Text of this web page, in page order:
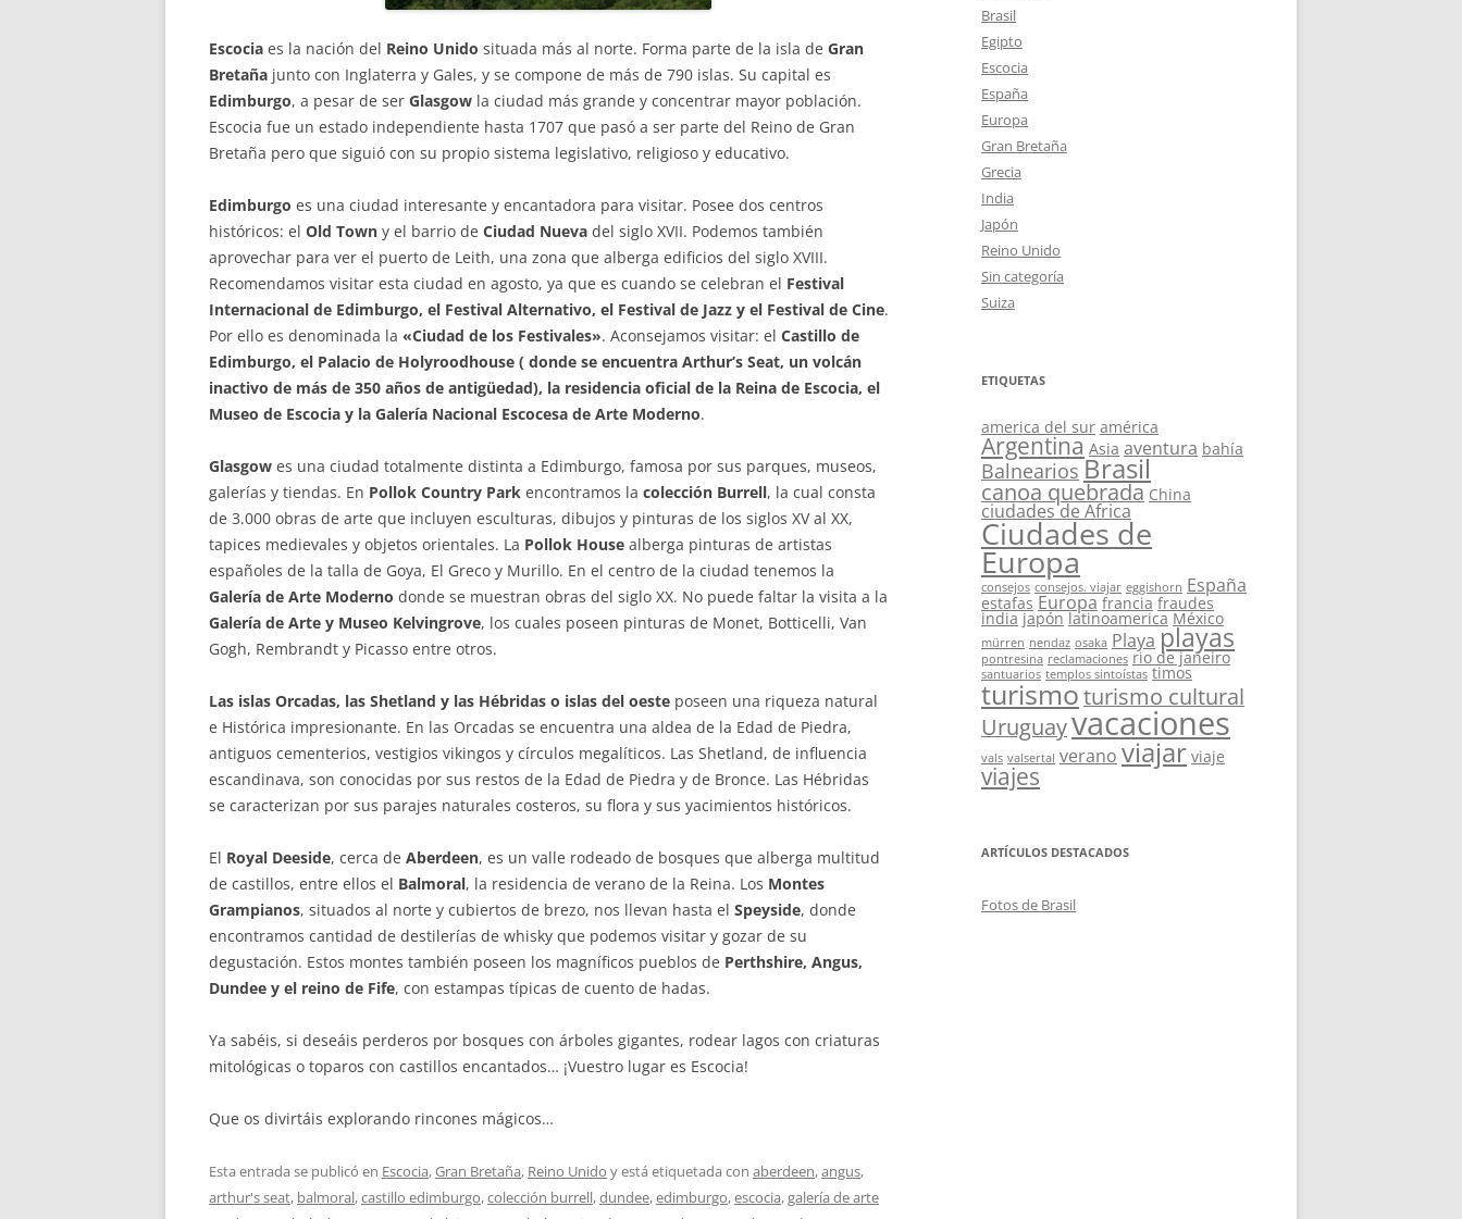
Escocia es la nación del Reino Unido situada más al norte. Forma parte de la isla de Gran
Bretaña junto con Inglaterra y Gales, y se compone de más de 790 islas. Su capital es
Edimburgo, a pesar de ser Glasgow la ciudad más grande y concentrar mayor población.
Escocia fue un estado independiente hasta 1707 que pasó a ser parte del Reino de Gran
Bretaña pero que siguió con su propio sistema legislativo, religioso y educativo.
Edimburgo es una ciudad interesante y encantadora para visitar. Posee dos centros
históricos: el Old Town y el barrio de Ciudad Nueva del siglo XVII. Podemos también
aprovechar para ver el puerto de Leith, una zona que alberga edificios del siglo XVIII.
Recomendamos visitar esta ciudad en agosto, ya que es cuando se celebran el Festival
Internacional de Edimburgo, el Festival Alternativo, el Festival de Jazz y el Festival de Cine.
Por ello es denominada la «Ciudad de los Festivales». Aconsejamos visitar: el Castillo de
Edimburgo, el Palacio de Holyroodhouse ( donde se encuentra Arthur’s Seat, un volcán
inactivo de más de 350 años de antigüedad), la residencia oficial de la Reina de Escocia, el
Museo de Escocia y la Galería Nacional Escocesa de Arte Moderno.
Glasgow es una ciudad totalmente distinta a Edimburgo, famosa por sus parques, museos,
galerías y tiendas. En Pollok Country Park encontramos la colección Burrell, la cual consta
de 3.000 obras de arte que incluyen esculturas, dibujos y pinturas de los siglos XV al XX,
tapices medievales y objetos orientales. La Pollok House alberga pinturas de artistas
españoles de la talla de Goya, El Greco y Murillo. En el centro de la ciudad tenemos la
Galería de Arte Moderno donde se muestran obras del siglo XX. No puede faltar la visita a la
Galería de Arte y Museo Kelvingrove, los cuales poseen pinturas de Monet, Botticelli, Van
Gogh, Rembrandt y Picasso entre otros.
Las islas Orcadas, las Shetland y las Hébridas o islas del oeste poseen una riqueza natural
e Histórica impresionante. En las Orcadas se encuentra una aldea de la Edad de Piedra,
antiguos cementerios, vestigios vikingos y círculos megalíticos. Las Shetland, de influencia
escandinava, son conocidas por sus restos de la Edad de Piedra y de Bronce. Las Hébridas
se caracterizan por sus parajes naturales costeros, su flora y sus yacimientos históricos.
El Royal Deeside, cerca de Aberdeen, es un valle rodeado de bosques que alberga multitud
de castillos, entre ellos el Balmoral, la residencia de verano de la Reina. Los Montes
Grampianos, situados al norte y cubiertos de brezo, nos llevan hasta el Speyside, donde
encontramos cantidad de destilerías de whisky que podemos visitar y gozar de su
degustación. Estos montes también poseen los magníficos pueblos de Perthshire, Angus,
Dundee y el reino de Fife, con estampas típicas de cuento de hadas.
Ya sabéis, si deseáis perderos por bosques con árboles gigantes, rodear lagos con criaturas
mitológicas o toparos con castillos encantados… ¡Vuestro lugar es Escocia!
Que os divirtáis explorando rincones mágicos…
Esta entrada se publicó en Escocia,Gran Bretaña, Reino Unido y está etiquetada con aberdeen,angus,
arthur's seat, balmoral,castillo edimburgo,colección burrell,dundee,edimburgo,escocia,galería de arte
Brasil
Egipto
Escocia
España
Europa
Gran Bretaña
Grecia
India
Japón
Reino Unido
Sin categoría
Suiza
ETIQUETAS
america del sur américa
Argentina Asia aventura bahía
Balnearios Brasil
canoa quebrada China
ciudades de Africa
Ciudades de
Europa
consejos consejos. viajar eggishorn España
estafas Europa francia fraudes
india japón latinoamerica México
mürren nendaz osaka Playa playas
pontresina reclamaciones rio de janeiro
santuarios templos sintoístas timos
turismoturismo cultural
Uruguayvacaciones
vals valsertal verano viajar viaje
viajes
ARTÍCULOS DESTACADOS
Fotos de Brasil